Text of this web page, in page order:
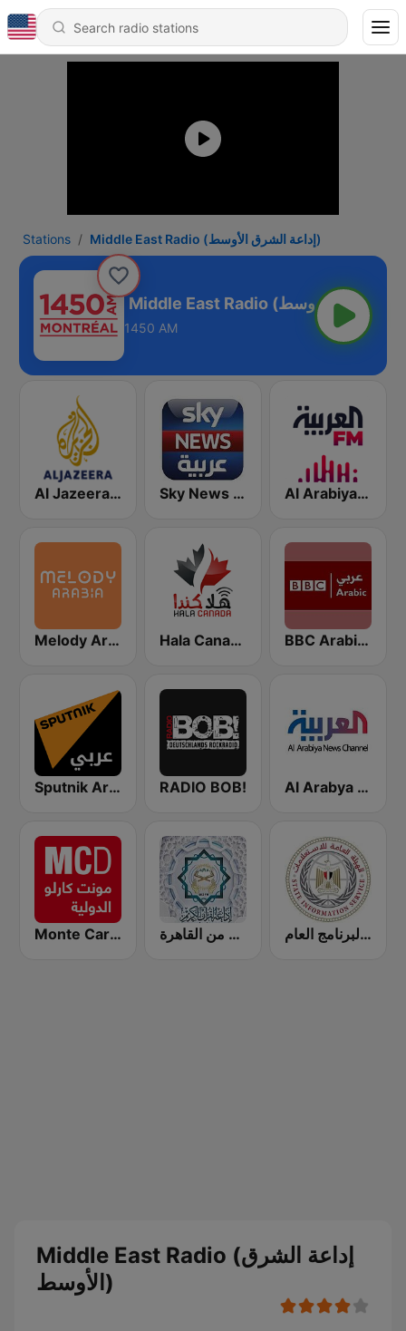
Stations Middle East Radio (إداعة الشرق الأوسط)
1450 AM
Al Jazeera Arabic (قناة الجزيرة) Sky News Arabia (سكاي نيوز عربية) Al Arabiya (العربية FM)
Melody Arabia Hala Canada - هلا كندا BBC Arabic (إذاعة بي بي سي العربية)
Sputnik Arabic (عربي) RADIO BOB! Al Arabya (العربية FM)
Monte Carlo Doualiya إذاعة القرآن الكريم من القاهرة بث مباشر لإذاعة البرنامج العام
Middle East Radio (إداعة الشرق
الأوسط)